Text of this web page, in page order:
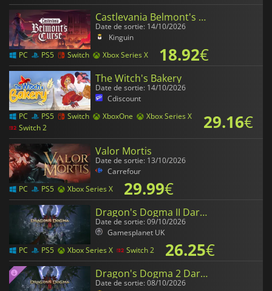
Castlevania Belmont's Curse
Date de sortie: 14/10/2026
Kinguin
PC
PS5 Switch Xbox Series X 18.92€
The Witch's Bakery
Date de sortie: 14/10/2026
Cdiscount
PC
PS5 Switch XboxOne
Xbox Series X
Switch 2
29.16€
Valor Mortis
Date de sortie: 13/10/2026
Carrefour
PC
PS5 Xbox Series X 29.99€
Dragon's Dogma II Dark Arisen
Date de sortie: 09/10/2026
Gamesplanet UK
PC
PS5 Xbox Series X Switch 2 26.25€
Dragon's Dogma 2 Dark Arisen Expansion
Date de sortie: 08/10/2026